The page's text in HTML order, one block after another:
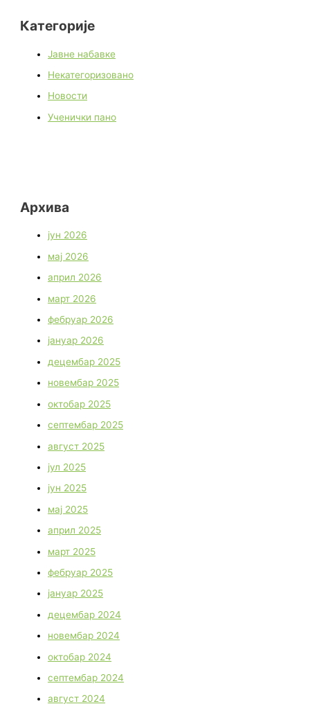
Категорије
Јавне набавке
Некатегоризовано
Новости
Ученички пано
Архива
јун 2026
мај 2026
април 2026
март 2026
фебруар 2026
јануар 2026
децембар 2025
новембар 2025
октобар 2025
септембар 2025
август 2025
јул 2025
јун 2025
мај 2025
април 2025
март 2025
фебруар 2025
јануар 2025
децембар 2024
новембар 2024
октобар 2024
септембар 2024
август 2024